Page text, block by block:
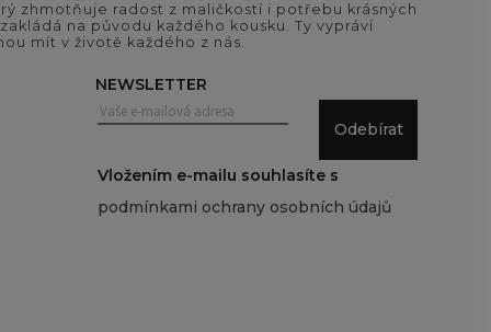
zhmotňuje radost z maličkostí i potřebu krásných
na původu každého kousku. Ty vypráví
mít v životě každého z nás.
NEWSLETTER
Odebírat
Vložením e-mailu souhlasíte s
podmínkami ochrany osobních údajů